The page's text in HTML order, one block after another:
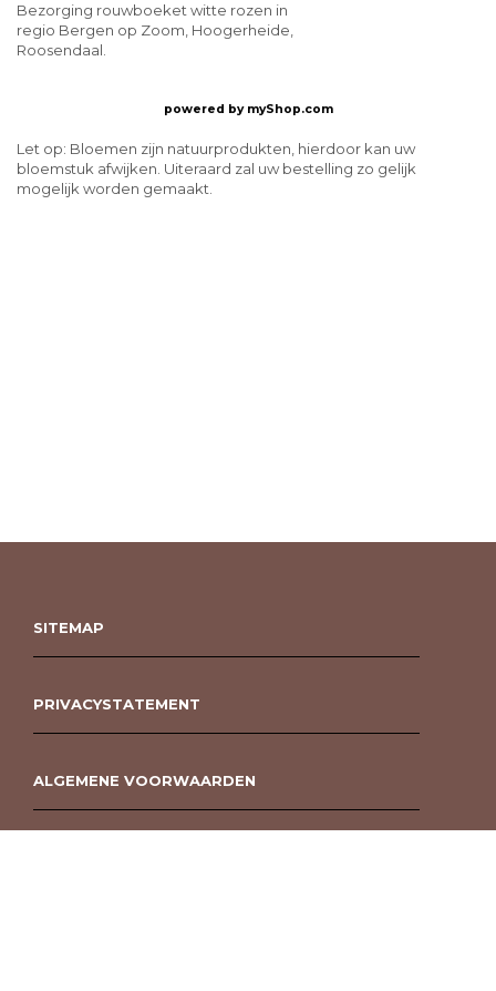
Bezorging rouwboeket witte rozen in
regio Bergen op Zoom, Hoogerheide,
Roosendaal.
powered by myShop.com
Let op: Bloemen zijn natuurprodukten, hierdoor kan uw
bloemstuk afwijken. Uiteraard zal uw bestelling zo gelijk
mogelijk worden gemaakt.
SITEMAP
PRIVACYSTATEMENT
ALGEMENE VOORWAARDEN